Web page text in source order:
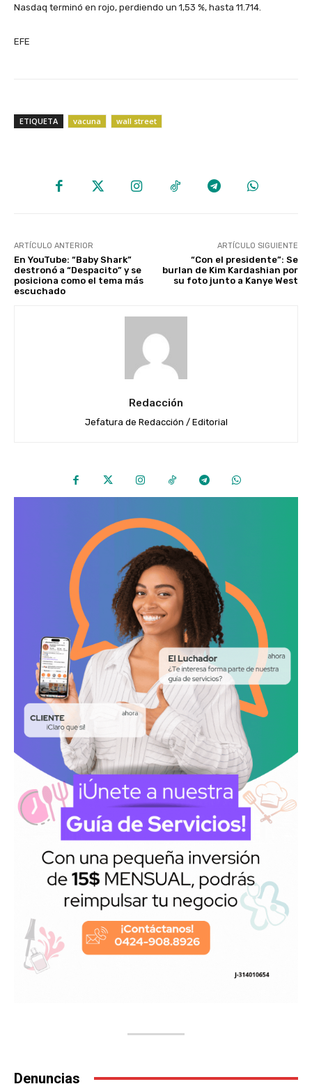
Nasdaq terminó en rojo, perdiendo un 1,53 %, hasta 11.714.
EFE
ETIQUETA vacuna wall street
ARTÍCULO ANTERIOR
En YouTube: “Baby Shark”
destronó a “Despacito” y se
posiciona como el tema más
escuchado
ARTÍCULO SIGUIENTE
“Con el presidente”: Se
burlan de Kim Kardashian por
su foto junto a Kanye West
Redacción
Jefatura de Redacción / Editorial
Denuncias